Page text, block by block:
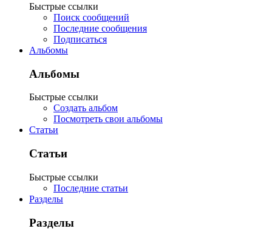
Быстрые ссылки
Поиск сообщений
Последние сообщения
Подписаться
Альбомы
Альбомы
Быстрые ссылки
Создать альбом
Посмотреть свои альбомы
Статьи
Статьи
Быстрые ссылки
Последние статьи
Разделы
Разделы